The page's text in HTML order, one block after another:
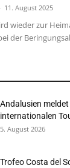
- 11. August 2025
wieder zur
der
Andalusien
internationalen
5. August 2026
Trofeo Costa del